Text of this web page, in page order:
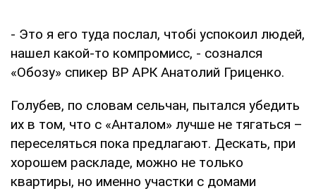
- Это я его туда послал, чтобі успокоил людей,
нашел какой-то компромисс, - сознался
«Обозу» спикер ВР АРК Анатолий Гриценко.
Голубев, по словам сельчан, пытался убедить
их в том, что с «Анталом» лучше не тягаться –
переселяться пока предлагают. Дескать, при
хорошем раскладе, можно не только
квартиры, но именно участки с домами